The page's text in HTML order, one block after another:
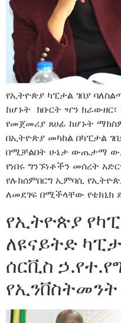
የኢትዮጵያ ካፒታል ገበያ
ከሆኑት ክቡርት ዣን
የመጀመሪያ ጸሀፊ ከሆኑት
በኢትዮጵያ መካከል በካፒታል
በሚቻልበት ሁኔታ ውጤታማ
የነበሩ ግንኙነቶችን መሰረት
የሉክሰምበርግ ኢምባሲ
ለመደገፍ በሚችላቸው የቴክኒክ
የኢትዮጵያ
ለዩናይትድ
ሰርቪስ